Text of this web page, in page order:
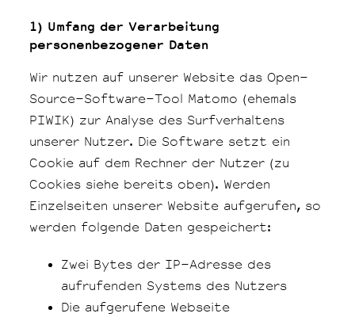
1) Umfang der Verarbeitung
personenbezogener Daten
Wir nutzen auf unserer Website das Open-
Source-Software-Tool Matomo (ehemals
PIWIK) zur Analyse des Surfverhaltens
unserer Nutzer. Die Software setzt ein
Cookie auf dem Rechner der Nutzer (zu
Cookies siehe bereits oben). Werden
Einzelseiten unserer Website aufgerufen, so
werden folgende Daten gespeichert:
Zwei Bytes der IP-Adresse des
aufrufenden Systems des Nutzers
Die aufgerufene Webseite